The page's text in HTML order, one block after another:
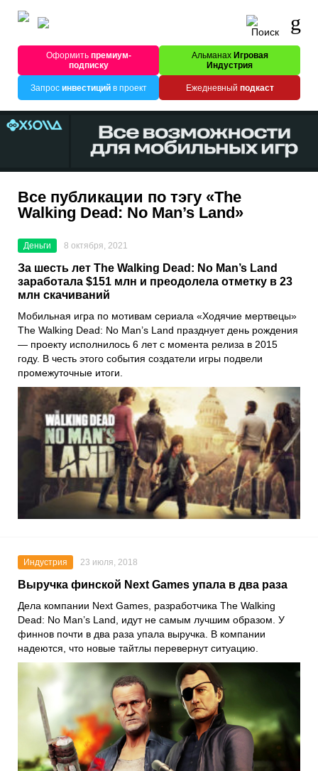
Оформитьпремиум-
подписку
Альманах Игровая
Индустрия
Запрос инвестицийв проект Ежедневный подкаст
Все публикации по тэгу «The
Walking Dead: No Man’s Land»
Деньги 8 октября, 2021
За шесть лет The Walking Dead: No Man’s Land
заработала $151 млн и преодолела отметку в 23
млн скачиваний
Мобильная игра по мотивам сериала «Ходячие мертвецы»
The Walking Dead: No Man’s Land празднует день рождения
— проекту исполнилось 6 лет с момента релиза в 2015
году. В честь этого события создатели игры подвели
промежуточные итоги.
Индустрия 23 июля, 2018
Выручка финской Next Games упала в два раза
Дела компании Next Games, разработчика The Walking
Dead: No Man’s Land, идут не самым лучшим образом. У
финнов почти в два раза упала выручка. В компании
надеются, что новые тайтлы перевернут ситуацию.